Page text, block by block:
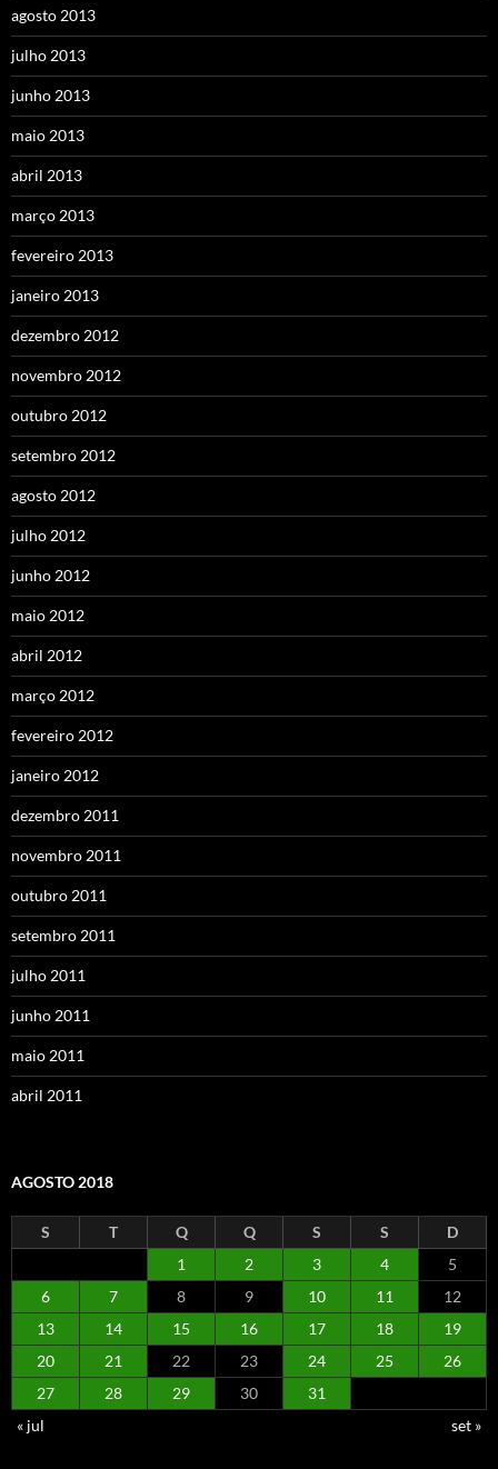
agosto 2013
julho 2013
junho 2013
maio 2013
abril 2013
março 2013
fevereiro 2013
janeiro 2013
dezembro 2012
novembro 2012
outubro 2012
setembro 2012
agosto 2012
julho 2012
junho 2012
maio 2012
abril 2012
março 2012
fevereiro 2012
janeiro 2012
dezembro 2011
novembro 2011
outubro 2011
setembro 2011
julho 2011
junho 2011
maio 2011
abril 2011
AGOSTO 2018
S T Q Q S S
D
1
2 3 4
5
6
7 8 9 10 11
12
13
14 15 16 17 18
19
20
21 22 23 24 25
26
27
28 29 30
31
« jul
set »